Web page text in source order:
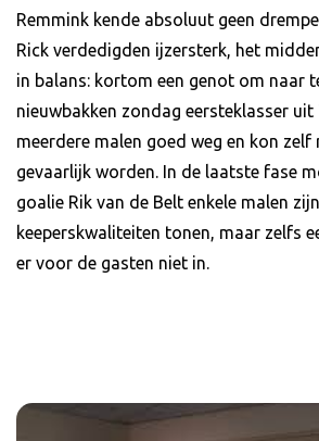
Remmink kende absoluut geen
Rick verdedigden ijzersterk, het
in balans: kortom een genot om naar
nieuwbakken zondag eersteklasser
meerdere malen goed weg en kon
gevaarlijk worden. In de laatste fase
goalie Rik van de Belt enkele malen
keeperskwaliteiten tonen, maar zelfs
er voor de gasten niet in.